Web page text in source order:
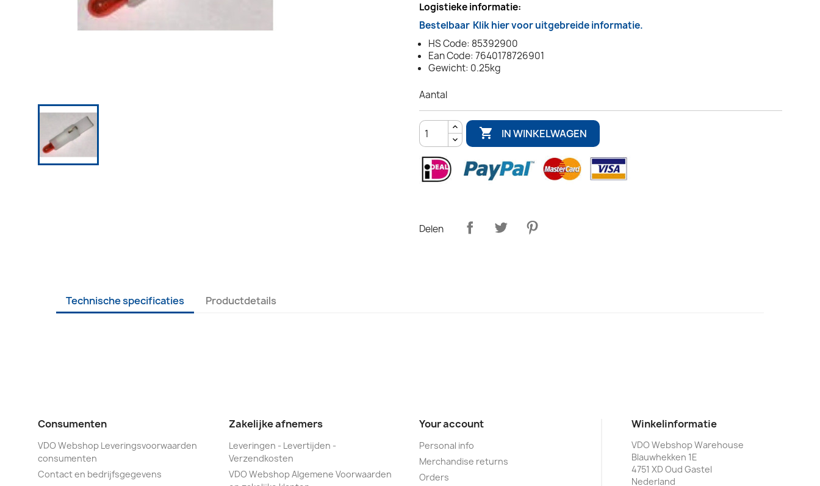
Logistieke informatie:
Bestelbaar Klik hier voor uitgebreide informatie.
HS Code: 85392900
Ean Code: 7640178726901
Gewicht: 0.25kg
Aantal
 IN WINKELWAGEN
Delen
Technische specificaties Productdetails
Consumenten
VDO Webshop Leveringsvoorwaarden
consumenten
Contact en bedrijfsgegevens
Zakelijke afnemers
Leveringen - Levertijden -
Verzendkosten
VDO Webshop Algemene Voorwaarden
Your account
Personal info
Merchandise returns
Orders
Winkelinformatie
VDO Webshop Warehouse
Blauwhekken 1E
4751 XD Oud Gastel
Nederland